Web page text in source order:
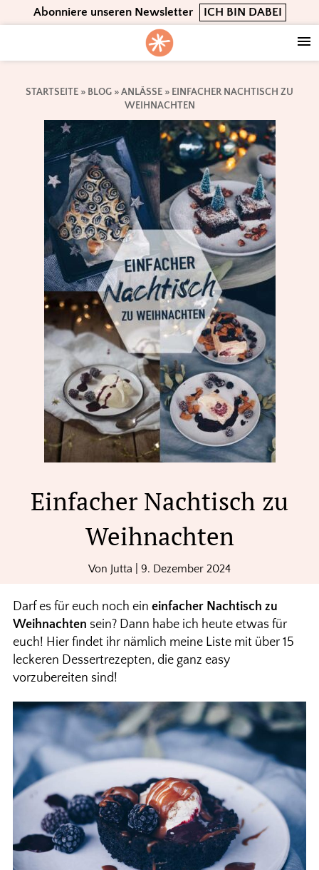
to
navigation
to
content
to
Abonniere unseren Newsletter ICH BIN DABEI
STARTSEITE » BLOG »ANLÄSSE » EINFACHER NACHTISCH ZU
WEIHNACHTEN
Einfacher Nachtisch zu
Weihnachten
Von Jutta 9. Dezember 2024
Darf es für euch noch ein einfacher Nachtisch zu
Weihnachten sein? Dann habe ich heute etwas für
euch! Hier findet ihr nämlich meine Liste mit über 15
leckeren Dessertrezepten, die ganz easy
vorzubereiten sind!